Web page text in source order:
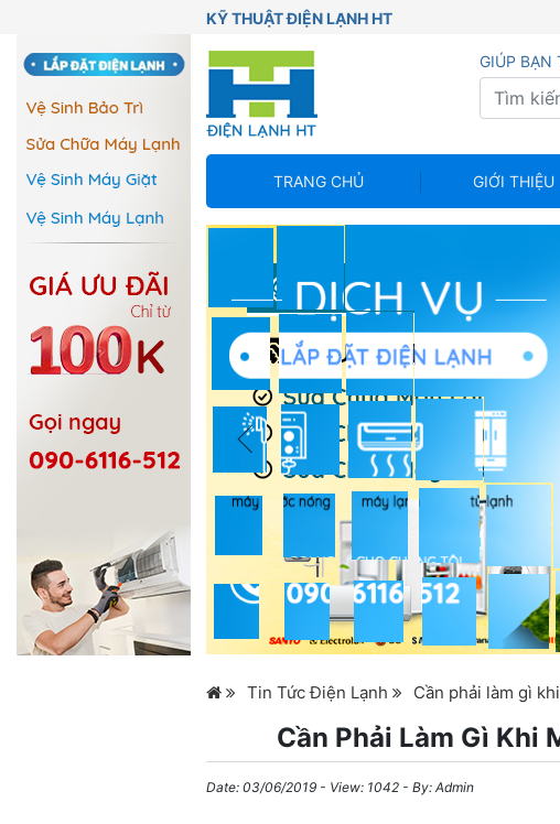
KỸ THUẬT ĐIỆN LẠNH HT
GIÚP BẠN
TRANG CHỦ GIỚI THIỆU
Tin Tức Điện Lạnh Cần phải làm gì
Cần Phải Làm Gì Khi
Date: 03/06/2019 - View: 1042 - By: Admin